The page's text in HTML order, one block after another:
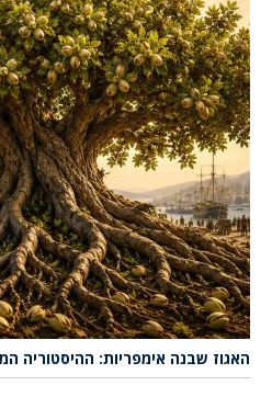
האגוז שבנה אימפריות: ההיסטוריה